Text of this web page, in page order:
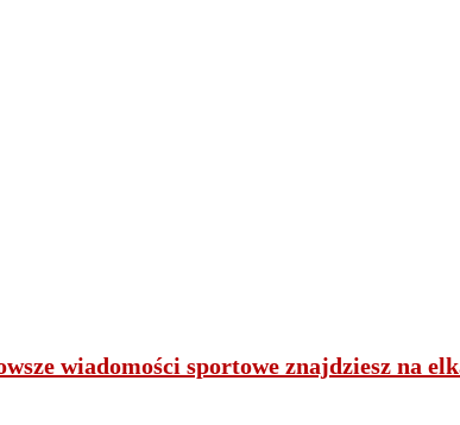
wiadomości sportowe znajdziesz na